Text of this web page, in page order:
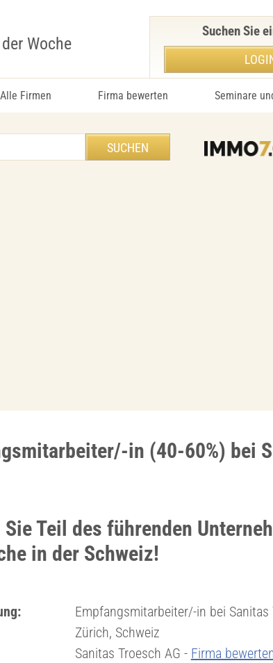
Woche
Alle Firmen Firma bewerten Seminare
Suchen Sie
in (40-60%) bei
Sie Teil des führenden
in der Schweiz!
Empfangsmitarbeiter/-in bei Sanitas
Zürich, Schweiz
Sanitas Troesch AG - Firma